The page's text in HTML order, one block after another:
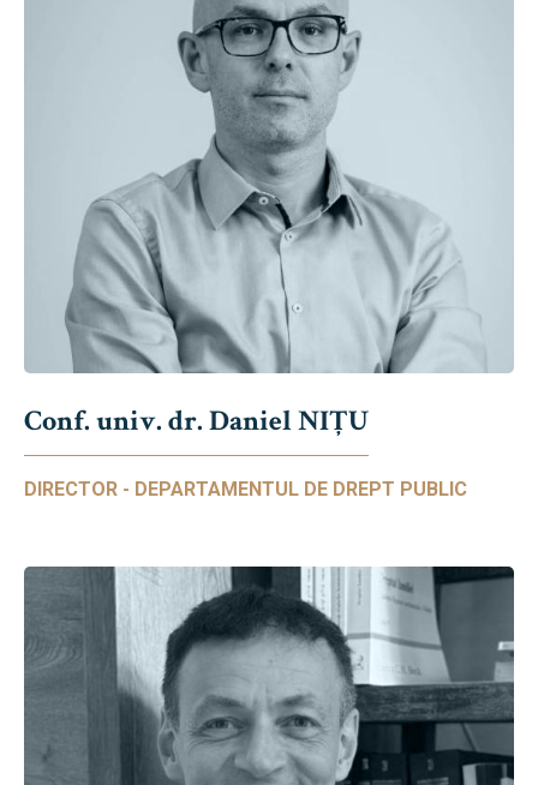
Conf. univ. dr. Daniel NIŢU
DIRECTOR - DEPARTAMENTUL DE DREPT PUBLIC